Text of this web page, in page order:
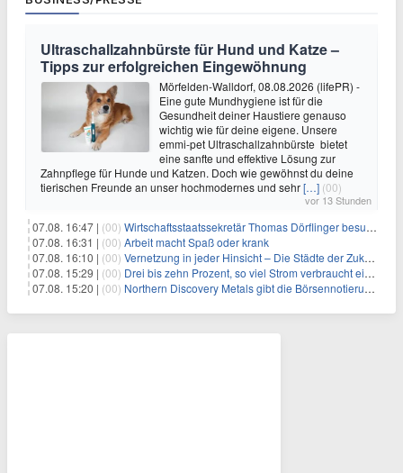
Ultraschallzahnbürste für Hund und Katze –
Tipps zur erfolgreichen Eingewöhnung
Mörfelden-Walldorf, 08.08.2026 (lifePR) -
Eine gute Mundhygiene ist für die
Gesundheit deiner Haustiere genauso
wichtig wie für deine eigene. Unsere
emmi-pet Ultraschallzahnbürste bietet
eine sanfte und effektive Lösung zur
Zahnpflege für Hunde und Katzen. Doch wie gewöhnst du deine
tierischen Freunde an unser hochmodernes und sehr[…] (00)
vor 13 Stunden
07.08. 16:47 | (00) Wirtschaftsstaatssekretär Thomas Dörflinger besucht Handwerksbetrieb im Kammerbezirk Freiburg
07.08. 16:31 | (00) Arbeit macht Spaß oder krank
07.08. 16:10 | (00) Vernetzung in jeder Hinsicht – Die Städte der Zukunft sind grün-blau
07.08. 15:29 | (00) Drei bis zehn Prozent, so viel Strom verbraucht ein Aufzug im Gebäude
07.08. 15:20 | (00) Northern Discovery Metals gibt die Börsennotierung an der Frankfurter Wertpapierbörse bekannt